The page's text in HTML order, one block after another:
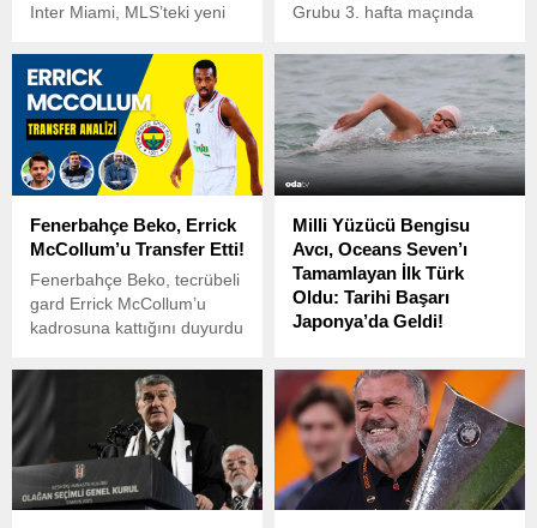
Inter Miami, MLS’teki yeni
York City ile 2-2 berabere
kaldı. Maçın 23.
dakikasında Tomas Aviles’in
gördüğü kırmızı kartla 10
kişi kalan Inter Miami, zorlu
mücadeleyi 2-2’lik eşitlikle
Grubu 3. hafta maçında
Rizespor’u 5-2 mağlup
ederek çeyrek finale
yükseldi.
Fenerbahçe Beko, Errick
McCollum’u Transfer Etti!
Fenerbahçe Beko, tecrübeli
gard Errick McCollum’u
kadrosuna kattığını duyurdu
Milli Yüzücü Bengisu
Avcı, Oceans Seven’ı
Tamamlayan İlk Türk
Oldu: Tarihi Başarı
Japonya’da Geldi!
Bengisu Avcı, Japonya’daki
zorlu Tsugaru Kanalı’nı
geçerek dünyada 7 açık su
kanalından oluşan Oceans
Seven parkurunu
tamamlayan ilk Türk sporcu